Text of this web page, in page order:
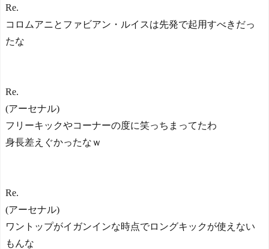
Re.
コロムアニとファビアン・ルイスは先発で起用すべきだっ
たな
Re.
(アーセナル)
フリーキックやコーナーの度に笑っちまってたわ
身長差えぐかったなｗ
Re.
(アーセナル)
ワントップがイガンインな時点でロングキックが使えない
もんな